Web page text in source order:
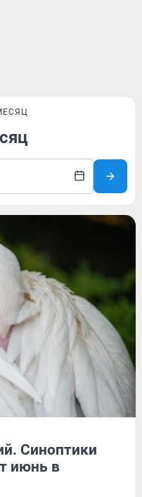
Синоптики
июнь в